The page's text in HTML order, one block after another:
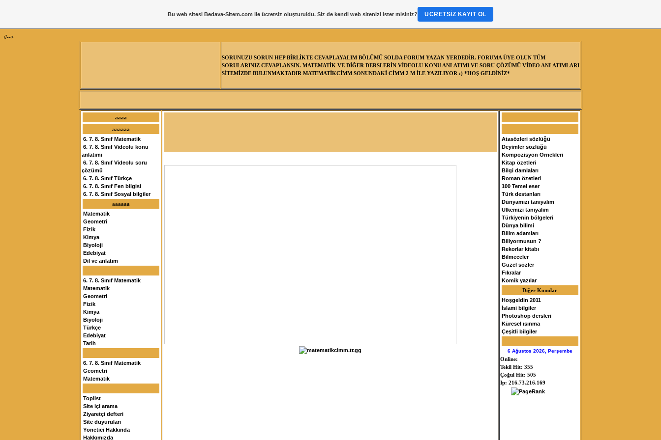
//-->
SORUNUZU SORUN HEP BİRLİKTE CEVAPLAYALIM BÖLÜMÜ SOLDA FORUM YAZAN YERDEDİR. FORUMA ÜYE OLUN TÜM
SORULARINIZ CEVAPLANSIN. MATEMATİK VE DİĞER DERSLERİN VİDEOLU KONU ANLATIMI VE SORU ÇÖZÜMÜ VİDEO ANLATIMLARI
SİTEMİZDE BULUNMAKTADIR MATEMATİKCİMM SONUNDAKİ CİMM 2 M İLE YAZILIYOR :) *HOŞ GELDİNİZ*
aaaa
aaaaaa
6. 7. 8. Sınıf Matematik
6. 7. 8. Sınıf Videolu konu
anlatımı
6. 7. 8. Sınıf Videolu soru
çözümü
6. 7. 8. Sınıf Türkçe
6. 7. 8. Sınıf Fen bilgisi
6. 7. 8. Sınıf Sosyal bilgiler
aaaaaa
Matematik
Geometri
Fizik
Kimya
Biyoloji
Edebiyat
Dil ve anlatım
6. 7. 8. Sınıf Matematik
Matematik
Geometri
Fizik
Kimya
Biyoloji
Türkçe
Edebiyat
Tarih
6. 7. 8. Sınıf Matematik
Geometri
Matematik
Toplist
Site içi arama
Ziyaretçi defteri
Site duyuruları
Yönetici Hakkında
Hakkımızda
Atasözleri sözlüğü
Deyimler sözlüğü
Kompozisyon Örnekleri
Kitap özetleri
Bilgi damlaları
Roman özetleri
100 Temel eser
Türk destanları
Dünyamızı tanıyalım
Ülkemizi tanıyalım
Türkiyenin bölgeleri
Dünya bilimi
Bilim adamları
Biliyormusun ?
Rekorlar kitabı
Bilmeceler
Güzel sözler
Fıkralar
Komik yazılar
Diğer Konular
Hoşgeldin 2011
İslami bilgiler
Photoshop dersleri
Küresel ısınma
Çeşitli bilgiler
6 Ağustos 2026, Perşembe
Online:
Tekil Hit: 355
Çoğul Hit: 505
Ip: 216.73.216.169
Bu web sitesiBedava-Sitem.com ile ücretsiz oluşturuldu. Siz de kendi web sitenizi ister misiniz? ÜCRETSIZ KAYIT OL